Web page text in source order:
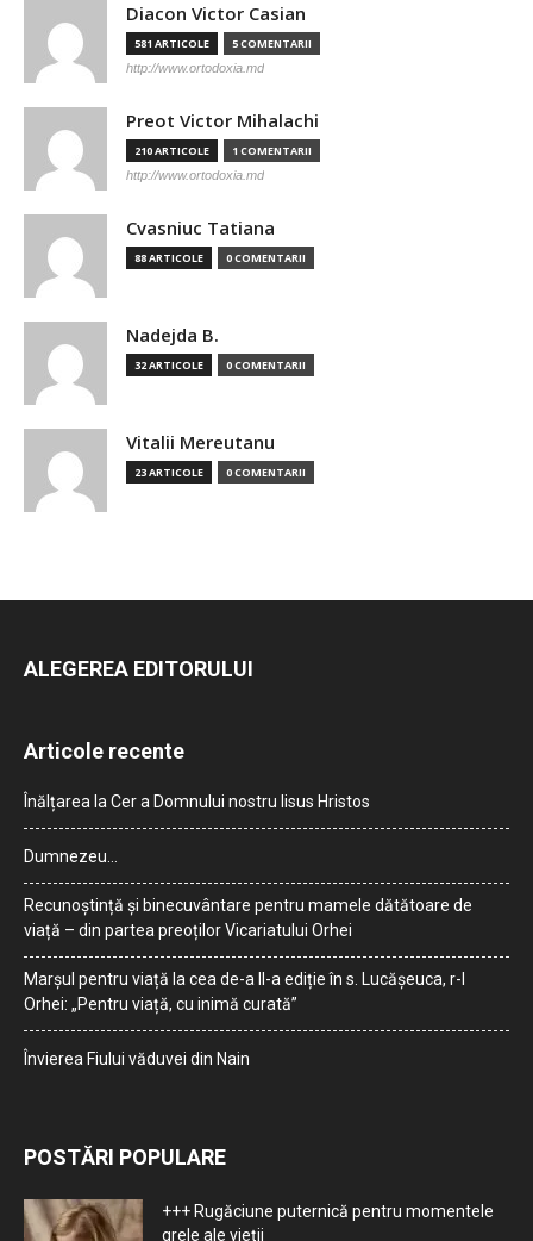
Diacon Victor Casian
581 ARTICOLE 5 COMENTARII
http://www.ortodoxia.md
Preot Victor Mihalachi
210 ARTICOLE 1 COMENTARII
http://www.ortodoxia.md
Cvasniuc Tatiana
88 ARTICOLE 0 COMENTARII
Nadejda B.
32 ARTICOLE 0 COMENTARII
Vitalii Mereutanu
23 ARTICOLE 0 COMENTARII
ALEGEREA EDITORULUI
Articole recente
Înălțarea la Cer a Domnului nostru Iisus Hristos
Dumnezeu…
Recunoștință și binecuvântare pentru mamele dătătoare de
viață – din partea preoților Vicariatului Orhei
Marșul pentru viață la cea de-a II-a ediție în s. Lucășeuca, r-l
Orhei: „Pentru viață, cu inimă curată”
Învierea Fiului văduvei din Nain
POSTĂRI POPULARE
+++ Rugăciune puternică pentru momentele
grele ale vieţii